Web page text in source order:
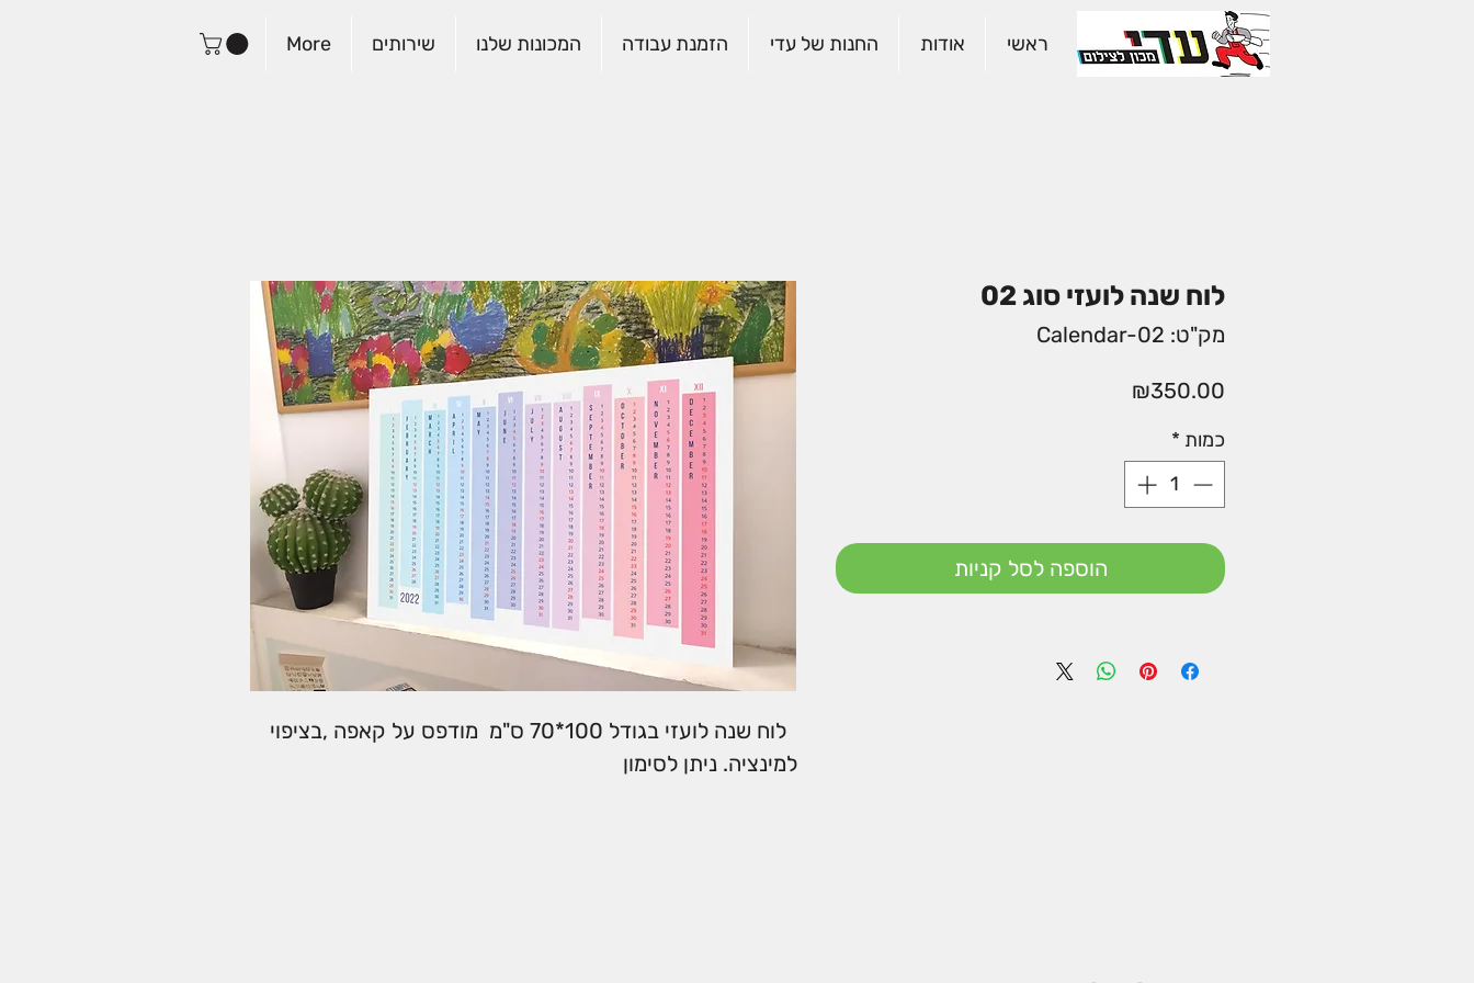
ראשי אודות החנות של עדי הזמנת עבודה המכונות שלנו שירותים More
לוח שנה לועזי בגודל 100*70 ס"מ מודפס על קאפה ,בציפוי
למינציה. ניתן לסימון
לוח שנה לועזי סוג 02
מק"ט: Calendar-02
₪350.00
כמות *
הוספה לסל קניות